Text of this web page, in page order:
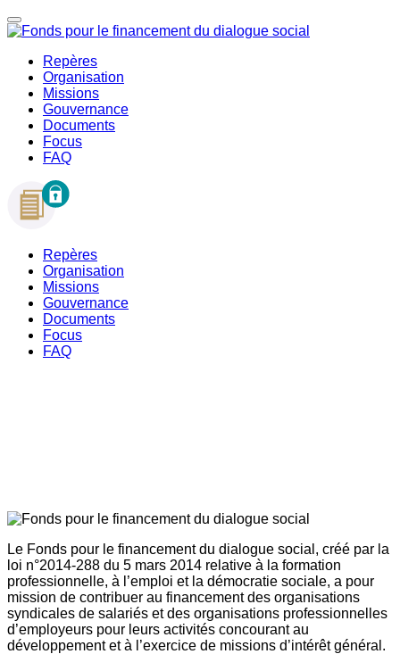
Repères
Organisation
Missions
Gouvernance
Documents
Focus
FAQ
Repères
Organisation
Missions
Gouvernance
Documents
Focus
FAQ
Le Fonds pour le financement du dialogue social, créé par la
loi n°2014-288 du 5 mars 2014 relative à la formation
professionnelle, à l’emploi et la démocratie sociale, a pour
mission de contribuer au financement des organisations
syndicales de salariés et des organisations professionnelles
d’employeurs pour leurs activités concourant au
développement et à l’exercice de missions d’intérêt général.